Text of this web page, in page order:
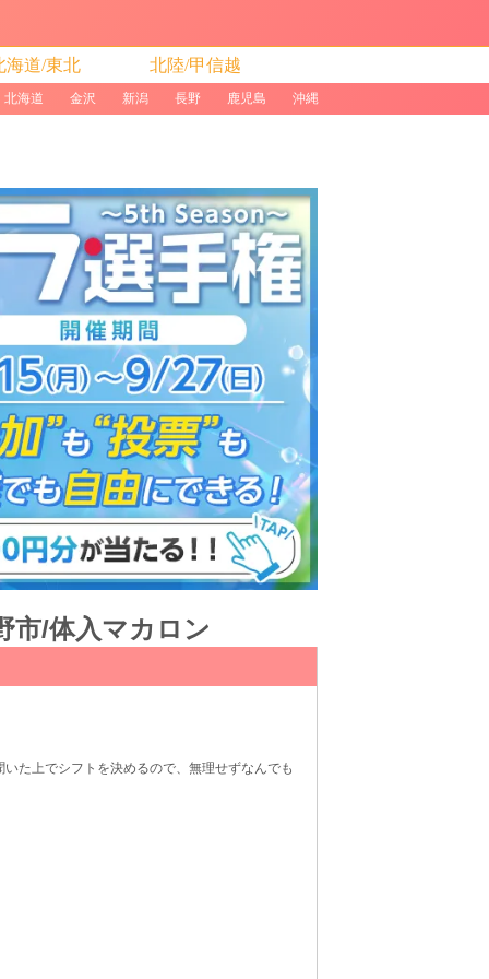
海道/東北 北陸/甲信越
北海道 金沢 新潟 長野 鹿児島 沖縄
市/体入マカロン
た上でシフトを決めるので、無理せずなんでも